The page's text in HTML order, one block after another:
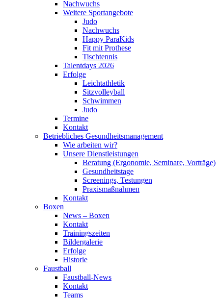
Nachwuchs
Weitere Sportangebote
Judo
Nachwuchs
Happy ParaKids
Fit mit Prothese
Tischtennis
Talentdays 2026
Erfolge
Leichtathletik
Sitzvolleyball
Schwimmen
Judo
Termine
Kontakt
Betriebliches Gesundheits­management
Wie arbeiten wir?
Unsere Dienstleistungen
Beratung (Ergonomie, Seminare, Vorträge)
Gesundheitstage
Screenings, Testungen
Praxismaßnahmen
Kontakt
Boxen
News – Boxen
Kontakt
Trainingszeiten
Bildergalerie
Erfolge
Historie
Faustball
Faustball-News
Kontakt
Teams